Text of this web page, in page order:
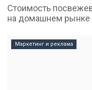
Стоимость
на домашнем рынке
Маркетинг и реклама